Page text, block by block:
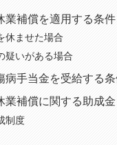
業補償を適用する条件
休ませた場合
疑いがある場合
病手当金を受給する
業補償に関する助成金
制度